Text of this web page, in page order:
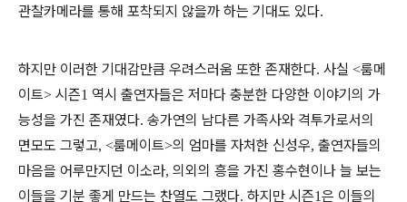
관찰카메라를 통해 포착되지 않을까 하는 기대도 있다.
하지만 이러한 기대감만큼 우려스러움 또한 존재한다. 사실 <룸메
이트> 시즌1 역시 출연자들은 저마다 충분한 다양한 이야기의 가
능성을 가진 존재였다. 송가연의 남다른 가족사와 격투가로서의
면모도 그렇고, <룸메이트>의 엄마를 자처한 신성우, 출연자들의
마음을 어루만지던 이소라, 의외의 흥을 가진 홍수현이나 늘 보는
이들을 기분 좋게 만드는 찬열도 그랬다. 하지만 시즌1은 이들의